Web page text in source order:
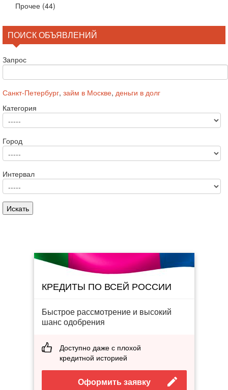
Прочее (44)
ПОИСК ОБЪЯВЛЕНИЙ
Запрос
Санкт-Петербург, займ в Москве, деньги в долг
Категория
Город
Интервал
КРЕДИТЫ ПО ВСЕЙ РОССИИ
Быстрое рассмотрение и высокий
шанс одобрения
Доступно даже с плохой
кредитной историей
Оформить заявку